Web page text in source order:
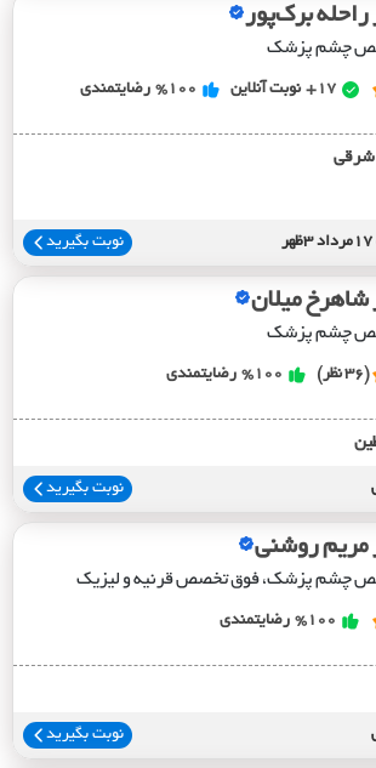
راحله برک‌پور
چشم پزشک
17+ نوبت آنلاین %100 رضایتمندی
شرقي
نوبت بگیرید
شاهرخ میلان
چشم پزشک
(36 نظر) %100 رضایتمندی
نوبت بگیرید
مریم روشنی
چشم پزشک، فوق تخصص قرنیه و لیزیک
%100 رضایتمندی
نوبت بگیرید